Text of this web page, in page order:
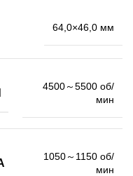
64,0×46,0 мм
4500～5500 об/
мин
1050～1150 об/
мин